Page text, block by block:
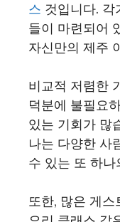
스 것입니다.
들이 마련되어
자신만의 제주
비교적 저렴한
덕분에 불필요
있는 기회가 많
나는 다양한 사
수 있는 또 하나
또한, 많은 게